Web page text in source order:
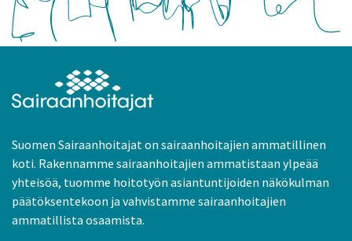
Suomen Sairaanhoitajat on sairaanhoitajien ammatillinen
koti. Rakennamme sairaanhoitajien ammatistaan ylpeää
yhteisöä, tuomme hoitotyön asiantuntijoiden näkökulman
päätöksentekoon ja vahvistamme sairaanhoitajien
ammatillista osaamista.